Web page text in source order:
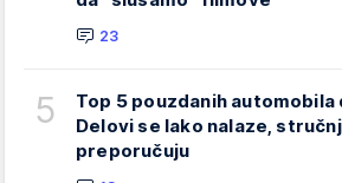
23
5
Top 5 pouzdanih
Delovi se lako nalaze,
preporučuju